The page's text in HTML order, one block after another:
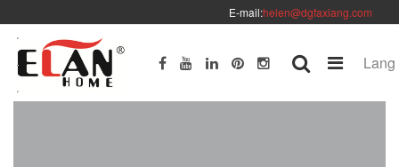
E-mail:helen@dgfaxiang.com
Lang